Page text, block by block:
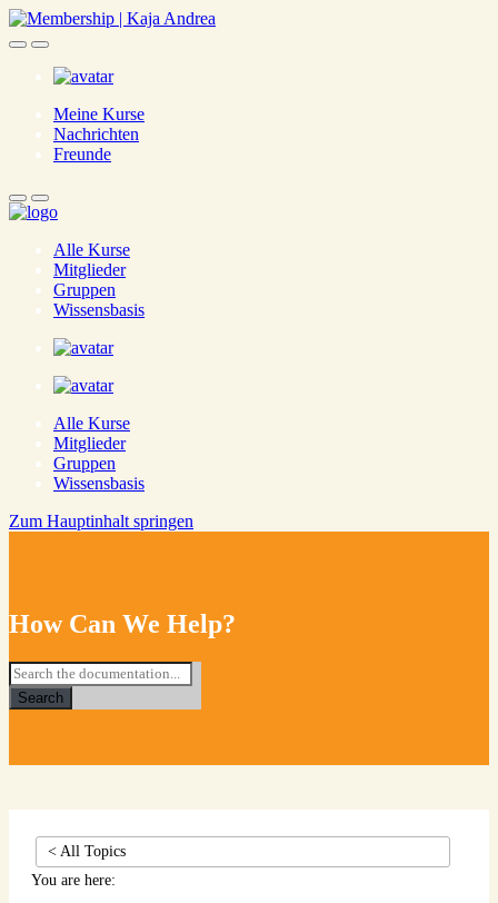
Skip
to
content
Meine Kurse
Nachrichten
Freunde
Alle Kurse
Mitglieder
Gruppen
Wissensbasis
Alle Kurse
Mitglieder
Gruppen
Wissensbasis
Zum Hauptinhalt springen
How Can We Help?
Search
< All Topics
You are here: